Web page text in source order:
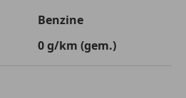
Benzine
0 g/km (gem.)